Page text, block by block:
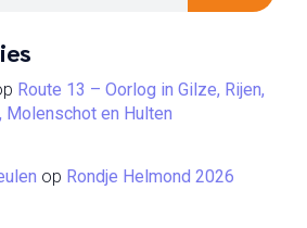
Route 13 – Oorlog in Gilze, Rijen,
Molenschot en Hulten
op Rondje Helmond 2026